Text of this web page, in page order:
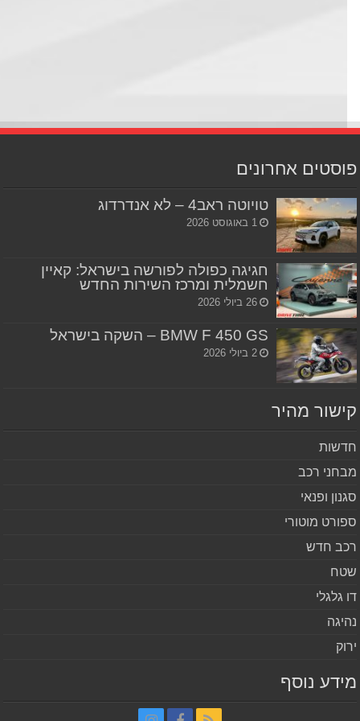
אחרונים
טויוטה ראב4 – לא אנדרדוג
1 באוגוסט 2026
חגיגה כפולה לפורשה בישראל: קאיין
חשמלית ומרכז השירות החדש
26 ביולי 2026
BMW F 450 GS – השקה בישראל
2 ביולי 2026
מהיר
רכב
ופנאי
מוטורי
חדש
גלגלי
נוסף